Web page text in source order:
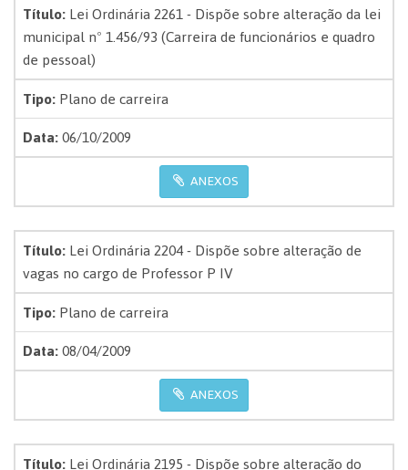
Título:Lei Ordinária 2261 - Dispõe sobre alteração da lei
municipal nº 1.456/93 (Carreira de funcionários e quadro
de pessoal)
Tipo:Plano de carreira
Data:06/10/2009
ANEXOS
Título:Lei Ordinária 2204 - Dispõe sobre alteração de
vagas no cargo de Professor P IV
Tipo:Plano de carreira
Data:08/04/2009
ANEXOS
Título:Lei Ordinária 2195 - Dispõe sobre alteração do